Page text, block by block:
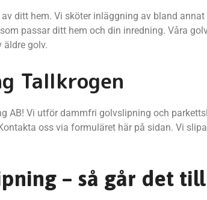
ditt hem. Vi sköter inläggning av bland
passar ditt hem och din inredning. Våra
äldre golv.
Tallkrogen
AB! Vi utför dammfri golvslipning och
oss via formuläret här på sidan. Vi
– så går det till